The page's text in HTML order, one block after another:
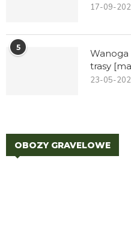
17-09-
5
Wanoga
trasy
23-05-
OBOZY GRAVELOWE